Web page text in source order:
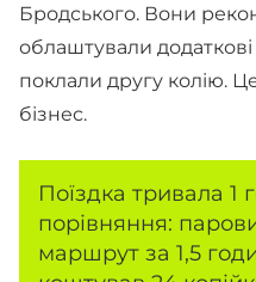
Бродського. Вони
облаштували додаткові
поклали другу колію.
бізнес.
Поїздка тривала 1
порівняння:
маршрут за 1,5